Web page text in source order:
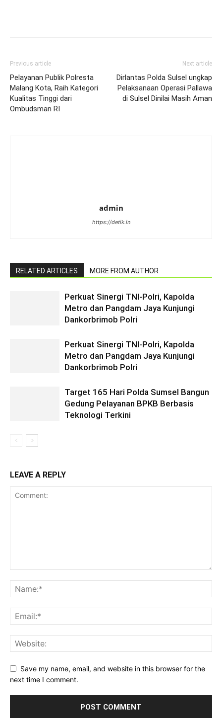
Previous article
Pelayanan Publik Polresta
Malang Kota, Raih Kategori
Kualitas Tinggi dari
Ombudsman RI
Next article
Dirlantas Polda Sulsel ungkap
Pelaksanaan Operasi Pallawa
di Sulsel Dinilai Masih Aman
admin
https://detik.in
RELATED ARTICLES MORE FROM AUTHOR
Perkuat Sinergi TNI-Polri, Kapolda
Metro dan Pangdam Jaya Kunjungi
Dankorbrimob Polri
Perkuat Sinergi TNI-Polri, Kapolda
Metro dan Pangdam Jaya Kunjungi
Dankorbrimob Polri
Target 165 Hari Polda Sumsel Bangun
Gedung Pelayanan BPKB Berbasis
Teknologi Terkini
LEAVE A REPLY
Save my name, email, and website in this browser for the
next time I comment.